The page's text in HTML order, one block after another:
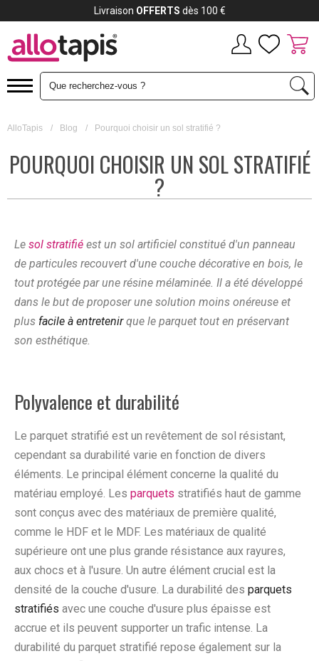
AlloTapis / Blog / Pourquoi choisir un sol stratifié ?
POURQUOI CHOISIR UN SOL STRATIFIÉ
?
Le sol stratifié est un sol artificiel constitué d'un panneau
de particules recouvert d'une couche décorative en bois, le
tout protégée par une résine mélaminée. Il a été développé
dans le but de proposer une solution moins onéreuse et
plus facile à entretenirque le parquet tout en préservant
son esthétique.
Polyvalence et durabilité
Le parquet stratifié est un revêtement de sol résistant,
cependant sa durabilité varie en fonction de divers
éléments. Le principal élément concerne la qualité du
matériau employé. Les parquets stratifiés haut de gamme
sont conçus avec des matériaux de première qualité,
comme le HDF et le MDF. Les matériaux de qualité
supérieure ont une plus grande résistance aux rayures,
aux chocs et à l'usure. Un autre élément crucial est la
densité de la couche d'usure. La durabilité des parquets
stratifiés avec une couche d'usure plus épaisse est
accrue et ils peuvent supporter un trafic intense. La
durabilité du parquet stratifié repose également sur la
Livraison OFFERTS dès 100 €